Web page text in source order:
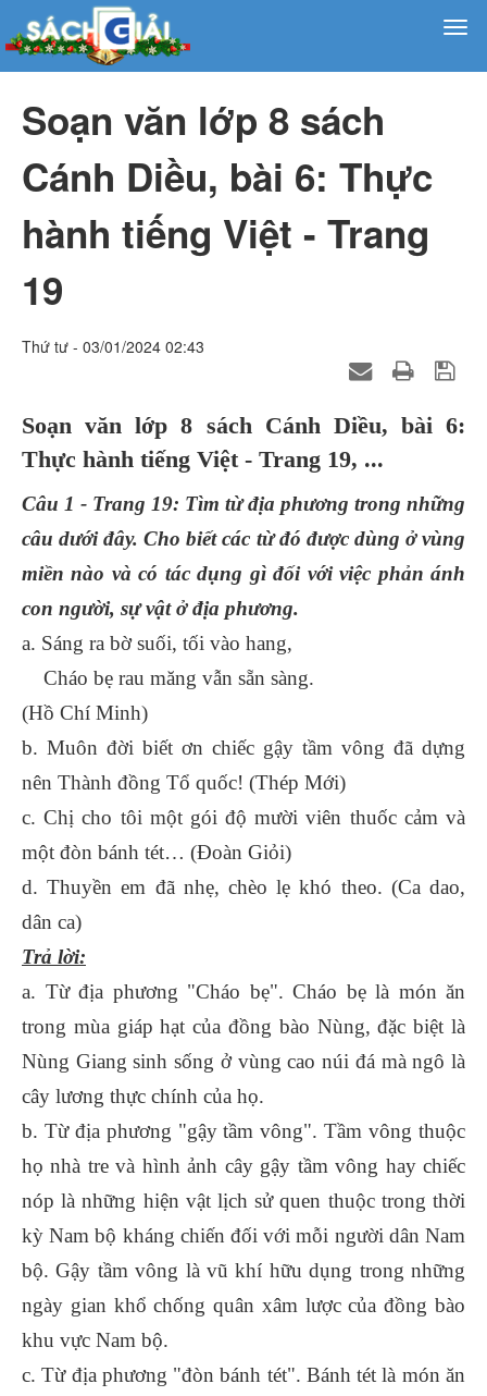
Soạn văn lớp 8 sách
Cánh Diều, bài 6: Thực
hành tiếng Việt - Trang
19
Thứ tư - 03/01/2024 02:43
Soạn văn lớp 8 sách Cánh Diều, bài 6:
Thực hành tiếng Việt - Trang 19, ...
Câu 1 - Trang 19: Tìm từ địa phương trong những
câu dưới đây. Cho biết các từ đó được dùng ở vùng
miền nào và có tác dụng gì đối với việc phản ánh
con người, sự vật ở địa phương.
a. Sáng ra bờ suối, tối vào hang,
Cháo bẹ rau măng vẫn sẵn sàng.
(Hồ Chí Minh)
b. Muôn đời biết ơn chiếc gậy tầm vông đã dựng
nên Thành đồng Tổ quốc! (Thép Mới)
c. Chị cho tôi một gói độ mười viên thuốc cảm và
một đòn bánh tét… (Đoàn Giỏi)
d. Thuyền em đã nhẹ, chèo lẹ khó theo. (Ca dao,
dân ca)
Trả lời:
a. Từ địa phương "Cháo bẹ". Cháo bẹ là món ăn
trong mùa giáp hạt của đồng bào Nùng, đặc biệt là
Nùng Giang sinh sống ở vùng cao núi đá mà ngô là
cây lương thực chính của họ.
b. Từ địa phương "gậy tầm vông". Tầm vông thuộc
họ nhà tre và hình ảnh cây gậy tầm vông hay chiếc
nóp là những hiện vật lịch sử quen thuộc trong thời
kỳ Nam bộ kháng chiến đối với mỗi người dân Nam
bộ. Gậy tầm vông là vũ khí hữu dụng trong những
ngày gian khổ chống quân xâm lược của đồng bào
khu vực Nam bộ.
c. Từ địa phương "đòn bánh tét". Bánh tét là món ăn